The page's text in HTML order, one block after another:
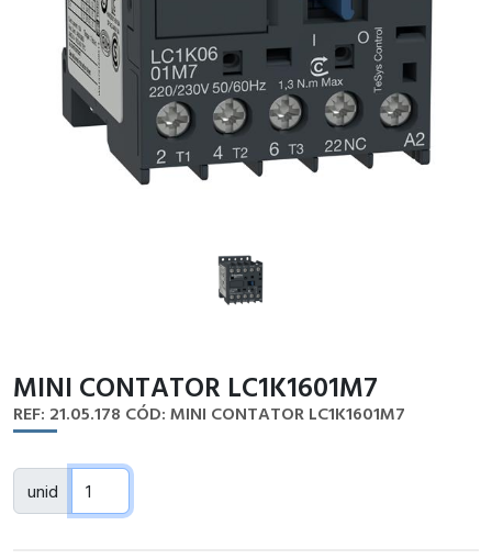
MINI CONTATOR LC1K1601M7
REF: 21.05.178 CÓD: MINI CONTATOR LC1K1601M7
unid